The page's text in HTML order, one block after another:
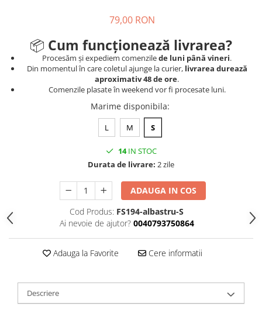
79,00 RON
📦 Cum funcționează livrarea?
Procesăm și expediem comenzilede luni până vineri.
Din momentul în care coletul ajunge la curier, livrarea durează
aproximativ 48 de ore.
Comenzile plasate în weekend vor fi procesate luni.
Marime disponibila:
L M S
14IN STOC
Durata de livrare: 2 zile
ADAUGA IN COS
Cod Produs: FS194-albastru-S
Ai nevoie de ajutor? 0040793750864
Adauga la Favorite Cere informatii
Descriere